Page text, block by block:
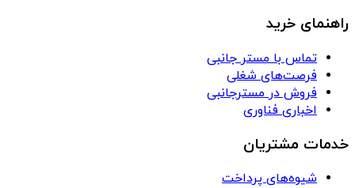
راهنمای خرید
تماس با مستر جانبی
فرصت‌های شغلی
فروش در مسترجانبی
اخباری فناوری
خدمات مشتریان
شیوه‌های پرداخت